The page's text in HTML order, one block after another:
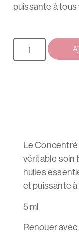
puissante à
Le
véritable soin
huiles
et puissante
5 ml
Renouer